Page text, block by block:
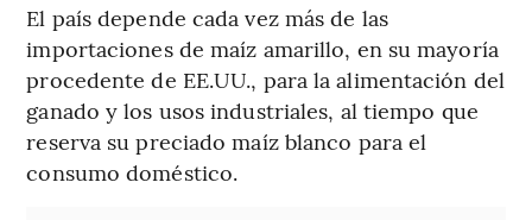
El país depende cada vez más de las
importaciones de maíz amarillo, en su mayoría
procedente de EE.UU., para la alimentación del
ganado y los usos industriales, al tiempo que
reserva su preciado maíz blanco para el
consumo doméstico.